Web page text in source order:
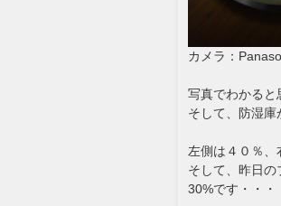
カメラ：
写真でわかると
そして、防湿庫
左側は４０％、
そして、昨日
30%です・・・